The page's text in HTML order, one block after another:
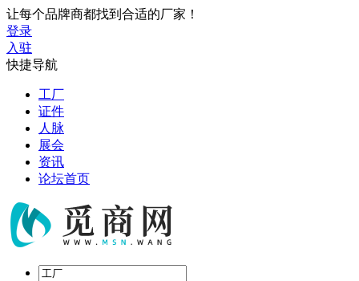
让每个品牌商都找到合适的厂家！
登录
入驻
快捷导航
工厂
证件
人脉
展会
资讯
论坛首页